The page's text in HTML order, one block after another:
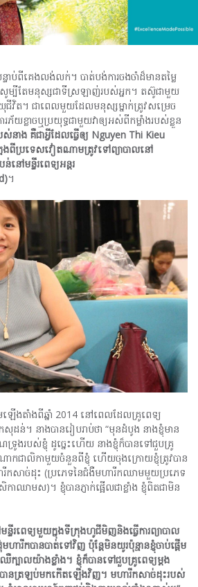
ន្ទាប់ពីគេងលង់លក់។ បាត់បង់ការចងចាំដ៏មានតម្លៃ
សូម្បីតែមនុស្សជាទីស្រឡាញ់របស់អ្នក។ តស៊ូជាមួយ
វិត។ ជាពេលមួយដែលមនុស្សម្នាក់ត្រូវសម្រេច
ភ័យខ្លាចឬប្រយុទ្ធជាមួយវាឲ្យអស់ពីកម្លាំងរបស់ខ្លួន
ស់នាង គឺជាអ្វីដែលធ្វើឲ្យ Nguyen Thi Kieu
េងពីប្រទេសវៀតណាមត្រូវទៅព្យាបាលនៅ
ៅមន្ទីរពេទ្យអន្តរ
។
មឡើងតាំងពីឆ្នាំ 2014 នៅពេលដែលគ្រូពេទ្យ
ដន់។ នាងបានរៀបរាប់ថា “មុនដំបូង នាងខ្ញុំមាន
រូងរបស់ខ្ញុំ ដូច្នេះហើយ នាងខ្ញុំក៏បានទៅជួបគ្រូ
កជាលិកាមួយចំនួនពីខ្ញុំ ហើយចុងក្រោយខ្ញុំត្រូវបាន
ារីកសាច់ដុះ (ប្រភេទនៃជំងឺមហារីកឈាមមួយប្រភេទ
ាមស)។ ខ្ញុំ​បាន​ភ្ញាក់ផ្អើល​ជា​ខ្លាំង ខ្ញុំពិតជាមិន
ន្ទីរពេទ្យមួយក្នុងទីក្រុងហូជីមិញនិងធ្វើការព្យាបាល
មហារីកបានបាត់ទៅវិញ ប៉ុន្តែមិនយូរប៉ុន្មានខ្ញុំចាប់ផ្តើម
ក្បាលយ៉ាងខ្លាំង។ ខ្ញុំក៏បានទៅជួបគ្រូពេទ្យម្តង
នត្រឡប់មកកើតឡើងវិញ។ មហារីកសាច់ដុះរបស់